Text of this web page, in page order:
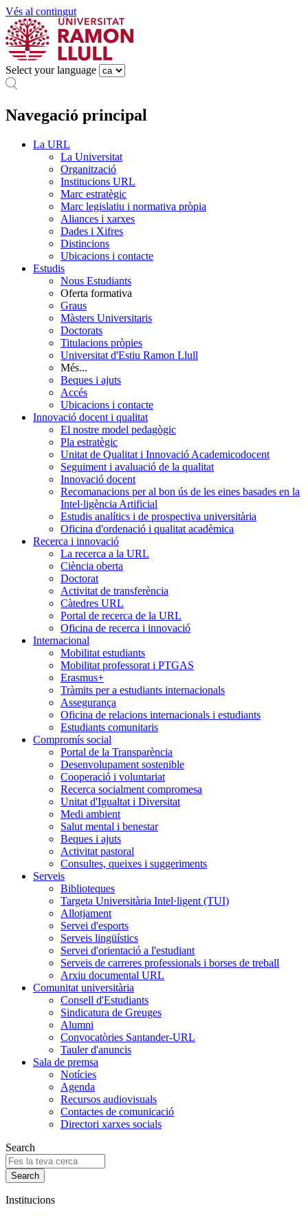
Vés al contingut
Select your language
Navegació principal
La URL
La Universitat
Organització
Institucions URL
Marc estratègic
Marc legislatiu i normativa pròpia
Aliances i xarxes
Dades i Xifres
Distincions
Ubicacions i contacte
Estudis
Nous Estudiants
Oferta formativa
Graus
Màsters Universitaris
Doctorats
Titulacions pròpies
Universitat d'Estiu Ramon Llull
Més...
Beques i ajuts
Accés
Ubicacions i contacte
Innovació docent i qualitat
El nostre model pedagògic
Pla estratègic
Unitat de Qualitat i Innovació Academicodocent
Seguiment i avaluació de la qualitat
Innovació docent
Recomanacions per al bon ús de les eines basades en la
Intel·ligència Artificial
Estudis analítics i de prospectiva universitària
Oficina d'ordenació i qualitat acadèmica
Recerca i innovació
La recerca a la URL
Ciència oberta
Doctorat
Activitat de transferència
Càtedres URL
Portal de recerca de la URL
Oficina de recerca i innovació
Internacional
Mobilitat estudiants
Mobilitat professorat i PTGAS
Erasmus+
Tràmits per a estudiants internacionals
Assegurança
Oficina de relacions internacionals i estudiants
Estudiants comunitaris
Compromís social
Portal de la Transparència
Desenvolupament sostenible
Cooperació i voluntariat
Recerca socialment compromesa
Unitat d'Igualtat i Diversitat
Medi ambient
Salut mental i benestar
Beques i ajuts
Activitat pastoral
Consultes, queixes i suggeriments
Serveis
Biblioteques
Targeta Universitària Intel·ligent (TUI)
Allotjament
Servei d'esports
Serveis lingüístics
Servei d'orientació a l'estudiant
Serveis de carreres professionals i borses de treball
Arxiu documental URL
Comunitat universitària
Consell d'Estudiants
Sindicatura de Greuges
Alumni
Convocatòries Santander-URL
Tauler d'anuncis
Sala de premsa
Notícies
Agenda
Recursos audiovisuals
Contactes de comunicació
Directori xarxes socials
Search
Institucions